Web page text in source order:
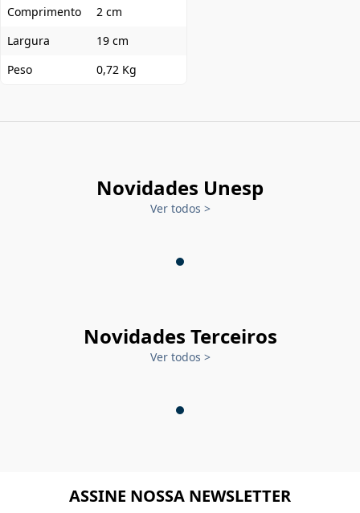
Comprimento
2 cm
Largura
19 cm
Peso
0,72 Kg
Novidades Unesp
Ver todos >
Novidades Terceiros
Ver todos >
ASSINE NOSSA NEWSLETTER